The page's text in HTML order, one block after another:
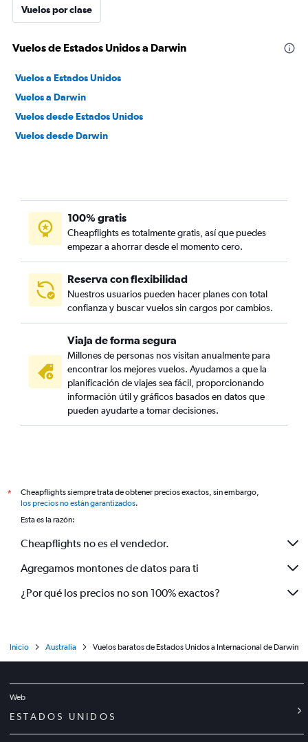
Vuelos por clase
Vuelos de Estados Unidos a Darwin
Vuelos a Estados Unidos
Vuelos a Darwin
Vuelos desde Estados Unidos
Vuelos desde Darwin
100% gratis
Cheapflights es totalmente gratis, así que puedes
empezar a ahorrar desde el momento cero.
Reserva con flexibilidad
Nuestros usuarios pueden hacer planes con total
confianza y buscar vuelos sin cargos por cambios.
Viaja de forma segura
Millones de personas nos visitan anualmente para
encontrar los mejores vuelos. Ayudamos a que la
planificación de viajes sea fácil, proporcionando
información útil y gráficos basados en datos que
pueden ayudarte a tomar decisiones.
*
Cheapflights siempre trata de obtener precios exactos, sin embargo,
los precios no están garantizados.
Esta es la razón:
Cheapflights no es el vendedor.
Agregamos montones de datos para ti
¿Por qué los precios no son 100% exactos?
Inicio Australia Vuelos baratos de Estados Unidos a Internacional de Darwin
Web
ESTADOS UNIDOS